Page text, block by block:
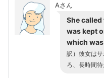
Aさん
She
was kept
which
訳） 彼女は
ろ、長時間